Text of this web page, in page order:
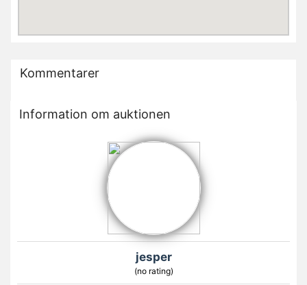
Kommentarer
Information om auktionen
jesper
(no rating)